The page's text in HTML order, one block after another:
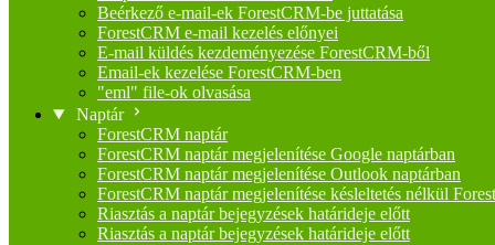
Beérkező e-mail-ek ForestCRM-be juttatása
ForestCRM e-mail kezelés előnyei
E-mail küldés kezdeményezése ForestCRM-ből
Email-ek kezelése ForestCRM-ben
"eml" file-ok olvasása
Naptár
ForestCRM naptár
ForestCRM naptár megjelenítése Google naptárban
ForestCRM naptár megjelenítése Outlook naptárban
ForestCRM naptár megjelenítése késleltetés nélkül
Riasztás a naptár bejegyzések határideje előtt
Riasztás a naptár bejegyzések határideje előtt